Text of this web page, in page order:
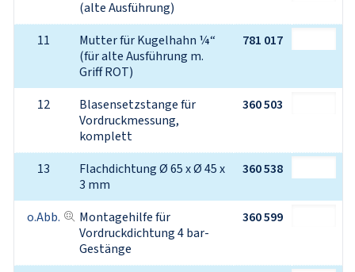
(alte Ausführung)
11
Mutter für Kugelhahn ¼“
(für alte Ausführung m.
Griff ROT)
781 017
12
Blasensetzstange für
Vordruckmessung,
komplett
360 503
13
Flachdichtung Ø 65 x Ø 45 x
3 mm
360 538
o.Abb.
Montagehilfe für
Vordruckdichtung 4 bar-
Gestänge
360 599